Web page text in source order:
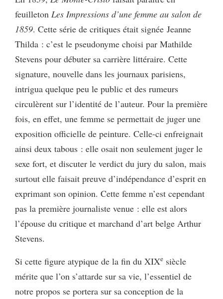
feuilleton Les Impressions d’une femme au salon de
1859. Cette série de critiques était signée Jeanne
Thilda : c’est le pseudonyme choisi par Mathilde
Stevens pour débuter sa carrière littéraire. Cette
signature, nouvelle dans les journaux parisiens,
intrigua quelque peu le public et des rumeurs
circulèrent sur l’identité de l’auteur. Pour la première
fois, en effet, une femme se permettait de juger une
exposition officielle de peinture. Celle-ci enfreignait
ainsi deux tabous : elle osait non seulement juger le
sexe fort, et discuter le verdict du jury du salon, mais
surtout elle faisait preuve d’indépendance d’esprit en
exprimant son opinion. Cette femme n’est cependant
pas la première journaliste venue : elle est alors
l’épouse du critique et marchand d’art belge Arthur
Stevens.
Si cette figure atypique de la fin du XIXe siècle
mérite que l’on s’attarde sur sa vie, l’essentiel de
notre propos se portera sur sa conception de la